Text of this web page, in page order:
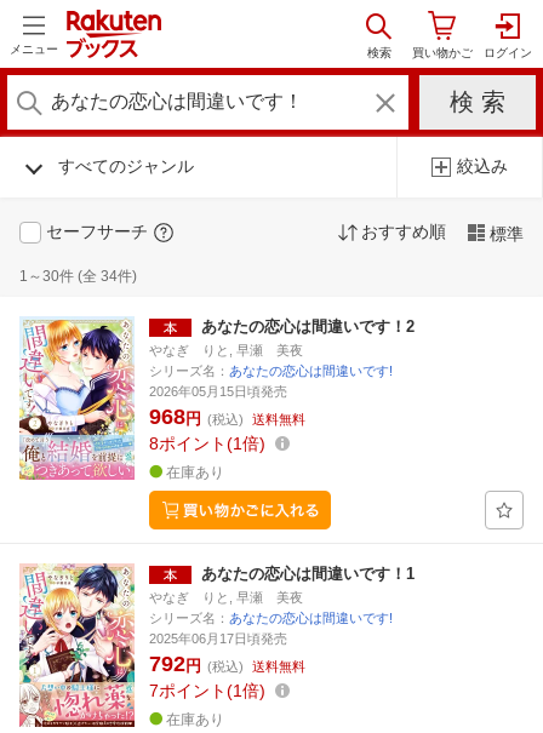
メニュー
すべてのジャンル 絞込み
セーフサーチ おすすめ順 標準
1～30件 (全 34件)
あなたの恋心は間違いです！2
やなぎ りと, 早瀬 美夜
シリーズ名： あなたの恋心は間違いです!
2026年05月15日頃発売
968円 (税込) 送料無料
8ポイント 1倍
在庫あり
あなたの恋心は間違いです！1
やなぎ りと, 早瀬 美夜
シリーズ名： あなたの恋心は間違いです!
2025年06月17日頃発売
792円 (税込) 送料無料
7ポイント 1倍
在庫あり